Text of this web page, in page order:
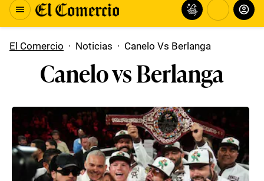
El Comercio · Noticias · Canelo Vs Berlanga
Canelo vs Berlanga